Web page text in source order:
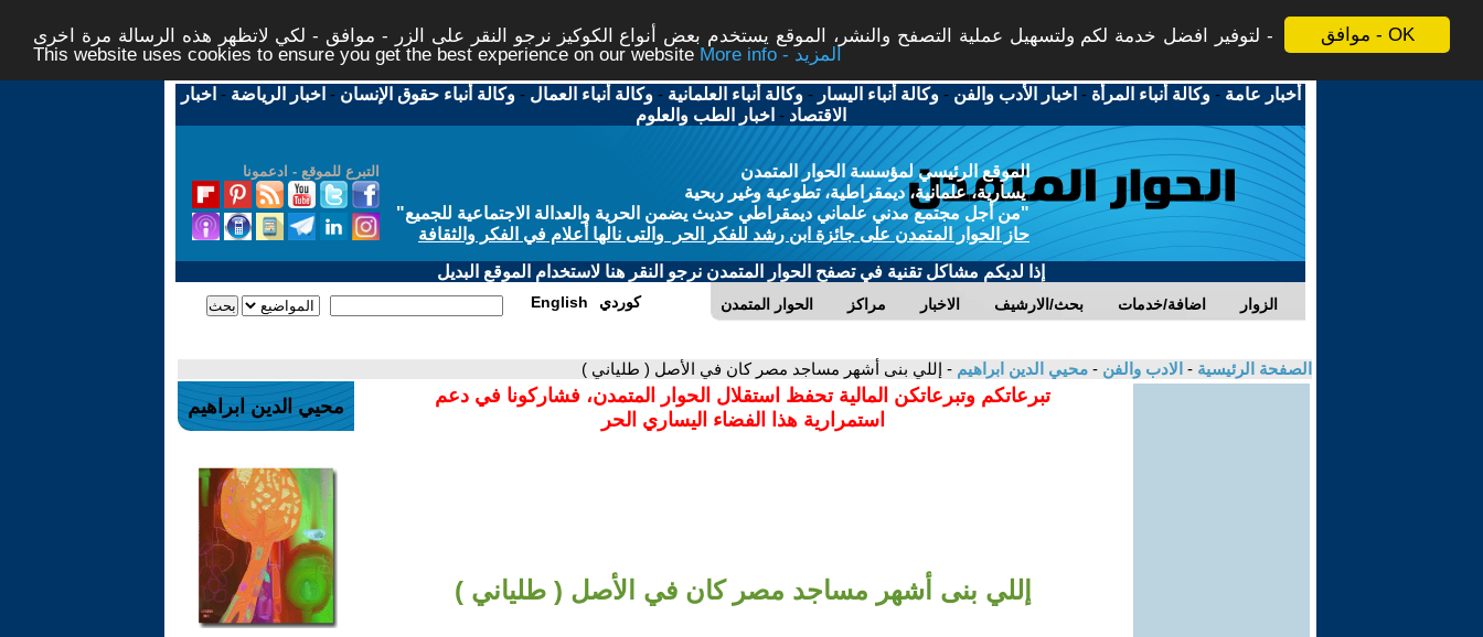
موافق - OK
لتوفير افضل خدمة لكم ولتسهيل عملية التصفح والنشر، الموقع يستخدم بعض أنواع الكوكيز نرجو النقر على الزر - موافق - لكي لاتظهر هذه الرسالة مرة اخرى -
This website uses cookies to ensure you get the best experience on our website
More info - المزيد
أخبار عامة -وكالة أنباء المرأة - اخبار الأدب والفن -وكالة أنباء اليسار -وكالة أنباء العلمانية -وكالة أنباء العمال -وكالة أنباء حقوق الإنسان - اخبار الرياضة - اخبار
الاقتصاد - اخبار الطب والعلوم
التبرع للموقع - ادعمونا
الموقع الرئيسي لمؤسسة الحوار المتمدن
يسارية، علمانية، ديمقراطية، تطوعية وغير ربحية
"من أجل مجتمع مدني علماني ديمقراطي حديث يضمن الحرية والعدالة الاجتماعية للجميع"
حاز الحوار المتمدن على جائزة ابن رشد للفكر الحر والتى نالها أعلام في الفكر والثقافة
إذا لديكم مشاكل تقنية في تصفح الحوار المتمدن نرجو النقر هنا لاستخدام الموقع البديل
الحوار المتمدن مراكز الاخبار بحث/الارشيف اضافة/خدمات الزوار English كوردي
الصفحة الرئيسية - الادب والفن - محيي الدين ابراهيم - إللي بنى أشهر مساجد مصر كان في الأصل ( طلياني )
تبرعاتكم وتبرعاتكن المالية تحفظ استقلال الحوار المتمدن، فشاركونا في دعم
استمرارية هذا الفضاء اليساري الحر
إللي بنى أشهر مساجد مصر كان في الأصل ( طلياني )
محيي الدين ابراهيم